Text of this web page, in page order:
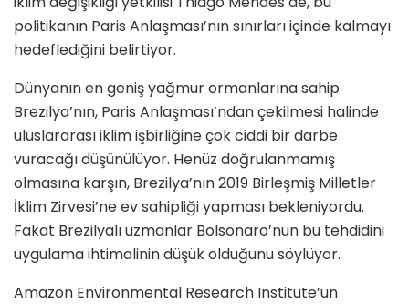
politikanın Paris Anlaşması’nın sınırları içinde kalmayı
hedeflediğini belirtiyor.
Dünyanın en geniş yağmur ormanlarına sahip
Brezilya’nın, Paris Anlaşması’ndan çekilmesi halinde
uluslararası iklim işbirliğine çok ciddi bir darbe
vuracağı düşünülüyor. Henüz doğrulanmamış
olmasına karşın, Brezilya’nın 2019 Birleşmiş Milletler
İklim Zirvesi’ne ev sahipliği yapması bekleniyordu.
Fakat Brezilyalı uzmanlar Bolsonaro’nun bu tehdidini
uygulama ihtimalinin düşük olduğunu söylüyor.
Amazon Environmental Research Institute’un